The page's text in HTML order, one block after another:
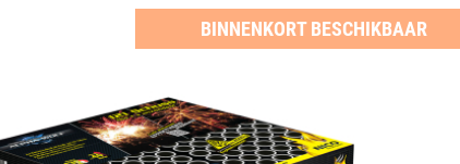
BINNENKORT BESCHIKBAAR